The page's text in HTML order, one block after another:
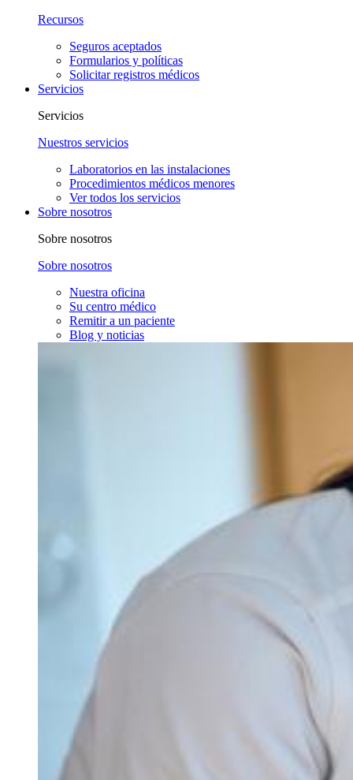
Recursos
Seguros aceptados
Formularios y políticas
Solicitar registros médicos
Servicios
Servicios
Nuestros servicios
Laboratorios en las instalaciones
Procedimientos médicos menores
Ver todos los servicios
Sobre nosotros
Sobre nosotros
Sobre nosotros
Nuestra oficina
Su centro médico
Remitir a un paciente
Blog y noticias